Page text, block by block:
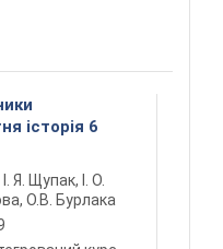
історія 6
І. Я. Щупак, І. О.
О.В. Бурлака